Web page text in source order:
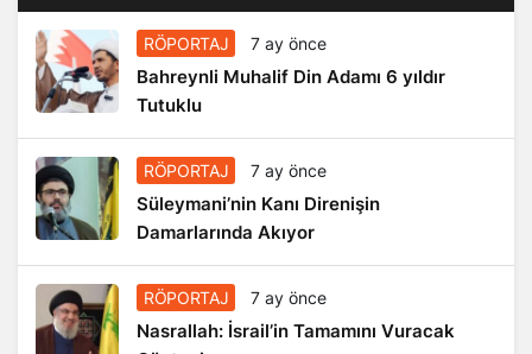
RÖPORTAJ 7 ay önce
Bahreynli Muhalif Din Adamı 6 yıldır
Tutuklu
RÖPORTAJ 7 ay önce
Süleymani’nin Kanı Direnişin
Damarlarında Akıyor
RÖPORTAJ 7 ay önce
Nasrallah: İsrail’in Tamamını Vuracak